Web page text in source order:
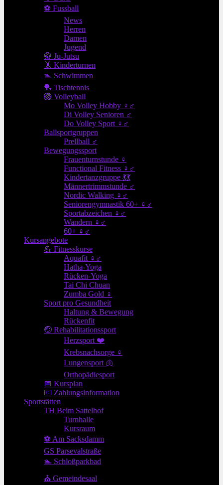
⚽ Fussball
News
Herren
Damen
Jugend
🥋 Ju-Jutsu
🤸 Kinderturnen
🏊 Schwimmen
🏓 Tischtennis
🏐 Volleyball
Mo Volley Hobby ♀♂
Di Volley Senioren ♂
Do Volley Sport ♀♂
Ballsportgruppen
Prellball ♂
Bewegungssport
Frauenturnstunde ♀
Functional Fitness ♀♂
Kindertanzgruppe 💃💃
Männertrimmstunde ♂
Nordic Walking ♀♂
Seniorengymnastik 60+ ♀♂
Sportabzeichen ♀♂
Wandern ♀♂
60+ ♀♂
Kursangebote
💪 Fitnesskurse
Aquafit ♀♂
Hatha-Yoga
Rücken-Yoga
Tai Chi Chuan
Zumba Gold ♀
Sport pro Gesundheit
Haltung & Bewegung
Rückenfit
🤕 Rehabilitationssport
Herzsport ❤️
Krebsnachsorge ♀
Lungensport 🫁
Orthopädiesport
📅 Kursplan
💶 Zahlungsinformation
Sportstätten
TH Beim Sattelhof
Turnhalle
Kursraum
⚽ Am Sacksdamm
GS Parsevalstraße
🏊 Schloßparkbad
⛪ Gemeindesaal